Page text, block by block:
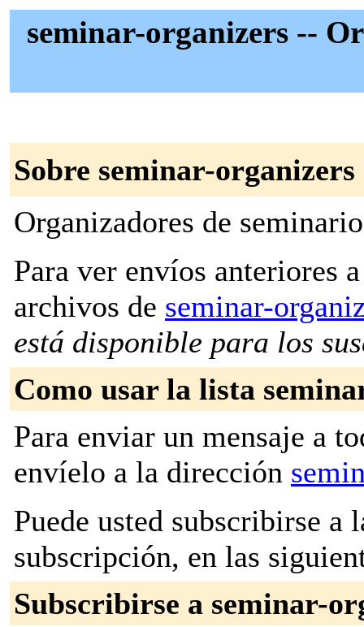
seminar-organizers --
Sobre seminar-organizers
Organizadores de
Para ver envíos anteriores
archivos de seminar-
está disponible para los
Como usar la lista
Para enviar un mensaje a
envíelo a la dirección
Puede usted subscribirse a
subscripción, en las
Subscribirse a seminar-